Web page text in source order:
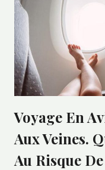
Voyage En
Aux Veines.
Au Risque